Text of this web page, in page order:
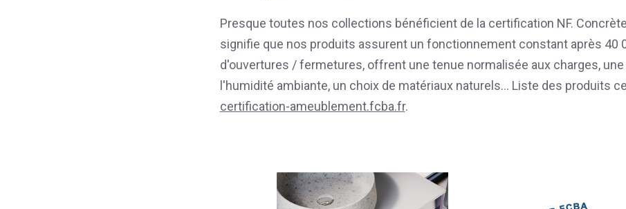
Presque toutes nos collections bénéficient de la certification NF.
signifie que nos produits assurent un fonctionnement constant après 40
d'ouvertures / fermetures, offrent une tenue normalisée aux charges,
l'humidité ambiante, un choix de matériaux naturels... Liste des produits
certification-ameublement.fcba.fr.